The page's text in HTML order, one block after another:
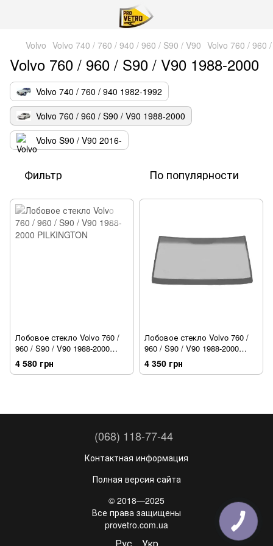
Volvo Volvo 740 / 760 / 940 / 960 / S90 / V90 Volvo 760 / 960
Volvo 760 / 960 / S90 / V90 1988-2000
Volvo 740 / 760 / 940 1982-1992
Volvo 760 / 960 / S90 / V90 1988-2000
Volvo S90 / V90 2016-
Фильтр По популярности
Лобовое стекло Volvo 760 /
960 / S90 / V90 1988-2000
PILKINGTON
4 580 грн
Лобовое стекло Volvo 760 /
960 / S90 / V90 1988-2000
BENSON
4 350 грн
(068) 118-77-44
Контактная информация
Полная версия сайта
© 2018—2025
Все права защищены
provetro.com.ua